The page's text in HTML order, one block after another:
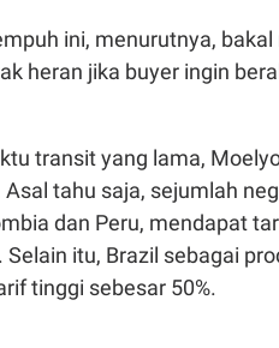
ini, menurutnya,
heran jika buyer ingin
transit yang lama,
tahu saja, sejumlah
dan Peru, mendapat
Selain itu, Brazil sebagai
tinggi sebesar 50%.